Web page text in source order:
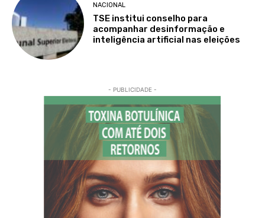
NACIONAL
TSE institui conselho para
acompanhar desinformação e
inteligência artificial nas eleições
- PUBLICIDADE -